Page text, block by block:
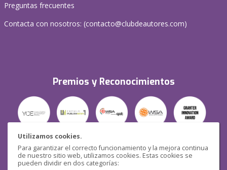
Utilizamos cookies.
Para garantizar el correcto funcionamiento y la mejora continua
de nuestro sitio web, utilizamos cookies. Estas cookies se
pueden dividir en dos categorías:
Preguntas frecuentes
Contacta con nosotros: (contacto@clubdeautores.com)
Premios y Reconocimientos
Seguridad